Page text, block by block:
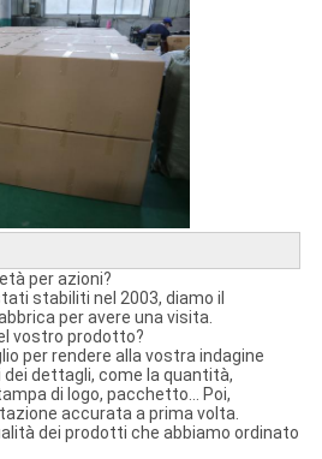
per azioni?
stabiliti nel 2003, diamo il
per avere una visita.
vostro prodotto?
per rendere alla vostra indagine
dettagli, come la quantità,
di logo, pacchetto… Poi,
accurata a prima volta.
dei prodotti che abbiamo ordinato